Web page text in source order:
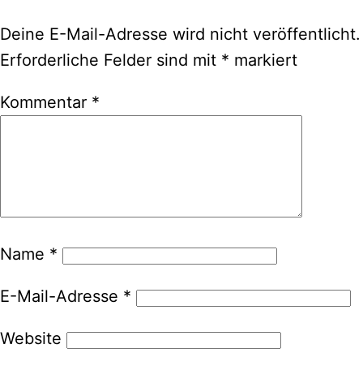
Deine E-Mail-Adresse wird nicht veröffentlicht.
Erforderliche Felder sind mit * markiert
Kommentar *
Name *
E-Mail-Adresse *
Website